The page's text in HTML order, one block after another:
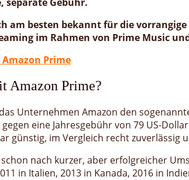
am besten bekannt für die
im Rahmen von Prime Music
Prime
Amazon Prime?
Unternehmen Amazon den
eine Jahresgebühr von 79 US-
günstig, im Vergleich recht
nach kurzer, aber erfolgreicher
in Italien, 2013 in Kanada, 2016 in